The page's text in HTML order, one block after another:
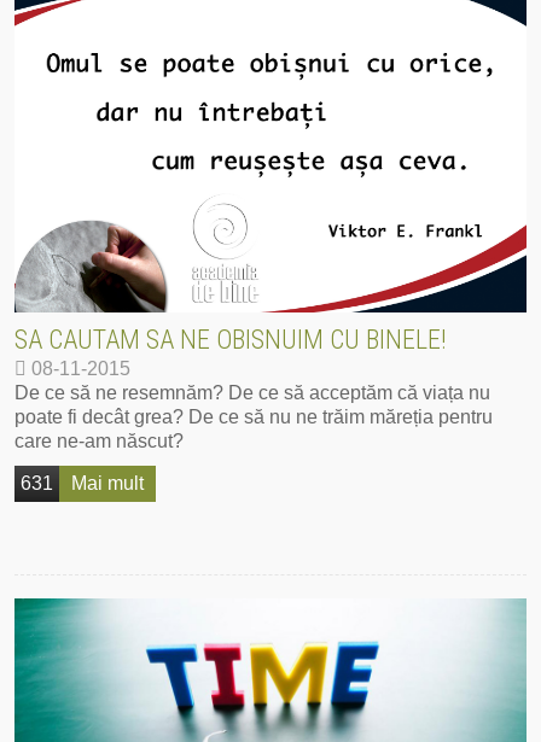
SA CAUTAM SA NE OBISNUIM CU BINELE!
08-11-2015
De ce să ne resemnăm? De ce să acceptăm că viața nu
poate fi decât grea? De ce să nu ne trăim măreția pentru
care ne-am născut?
Mai mult
631